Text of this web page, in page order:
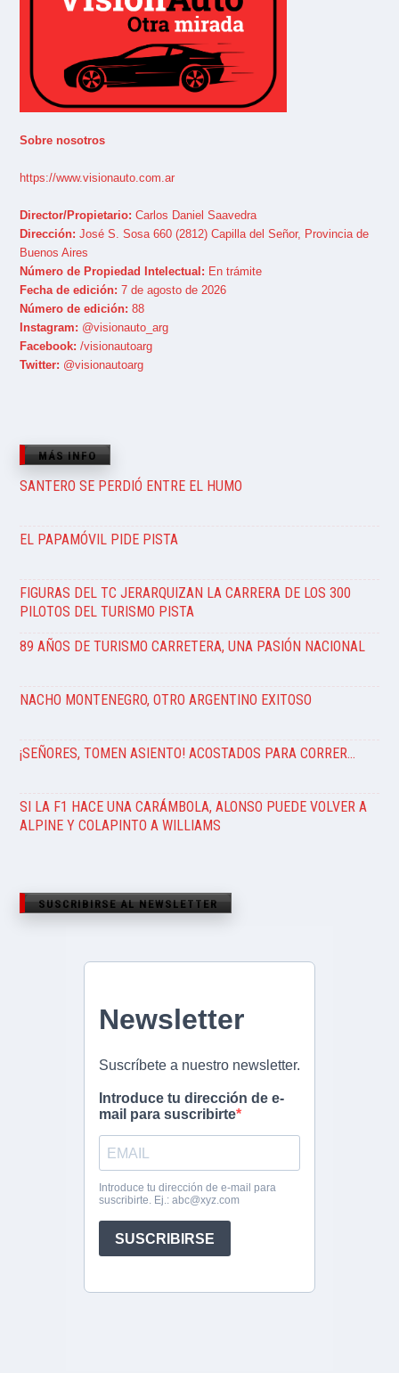
Sobre nosotros
https://www.visionauto.com.ar
Director/Propietario: Carlos Daniel Saavedra
Dirección: José S. Sosa 660 (2812) Capilla del Señor, Provincia de
Buenos Aires
Número de Propiedad Intelectual: En trámite
Fecha de edición: 7 de agosto de 2026
Número de edición: 88
Instagram: @visionauto_arg
Facebook: /visionautoarg
Twitter: @visionautoarg
MÁS INFO
SANTERO SE PERDIÓ ENTRE EL HUMO
EL PAPAMÓVIL PIDE PISTA
FIGURAS DEL TC JERARQUIZAN LA CARRERA DE LOS 300
PILOTOS DEL TURISMO PISTA
89 AÑOS DE TURISMO CARRETERA, UNA PASIÓN NACIONAL
NACHO MONTENEGRO, OTRO ARGENTINO EXITOSO
¡SEÑORES, TOMEN ASIENTO! ACOSTADOS PARA CORRER…
SI LA F1 HACE UNA CARÁMBOLA, ALONSO PUEDE VOLVER A
ALPINE Y COLAPINTO A WILLIAMS
SUSCRIBIRSE AL NEWSLETTER